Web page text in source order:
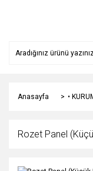
Anasayfa •
Rozet Panel